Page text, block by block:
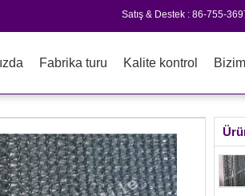
Satış & Destek : 86-755-
Fabrika turu Kalite kontrol